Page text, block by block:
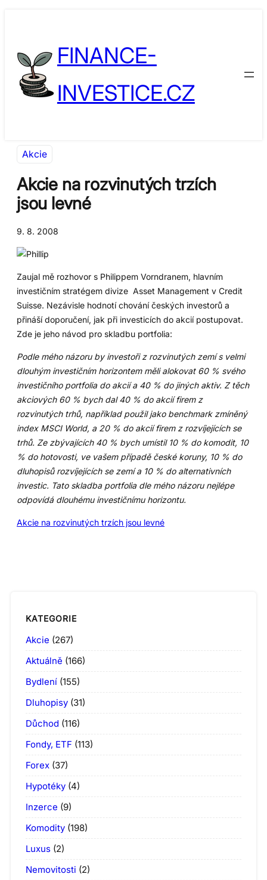
FINANCE-
INVESTICE.CZ
Akcie
Akcie na rozvinutých trzích
jsou levné
9. 8. 2008
Zaujal mě rozhovor s Philippem Vorndranem, hlavním
investičním stratégem divize Asset Management v Credit
Suisse. Nezávisle hodnotí chování českých investorů a
přináší doporučení, jak při investicích do akcií postupovat.
Zde je jeho návod pro skladbu portfolia:
Podle mého názoru by investoři z rozvinutých zemí s velmi
dlouhým investičním horizontem měli alokovat 60 % svého
investičního portfolia do akcií a 40 % do jiných aktiv. Z těch
akciových 60 % bych dal 40 % do akcií firem z
rozvinutých trhů, například použil jako benchmark zmíněný
index MSCI World, a 20 % do akcií firem z rozvíjejících se
trhů. Ze zbývajících 40 % bych umístil 10 % do komodit, 10
% do hotovosti, ve vašem případě české koruny, 10 % do
dluhopisů rozvíjejících se zemí a 10 % do alternativních
investic. Tato skladba portfolia dle mého názoru nejlépe
odpovídá dlouhému investičnímu horizontu.
Akcie na rozvinutých trzích jsou levné
KATEGORIE
Akcie (267)
Aktuálně (166)
Bydlení (155)
Dluhopisy (31)
Důchod (116)
Fondy, ETF (113)
Forex (37)
Hypotéky (4)
Inzerce (9)
Komodity (198)
Luxus (2)
Nemovitosti (2)